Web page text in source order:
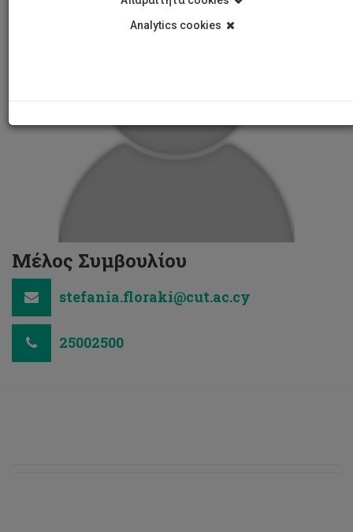
Μέλος Συμβουλίου
stefania.floraki@cut.ac.cy
25002500
Analytics cookies